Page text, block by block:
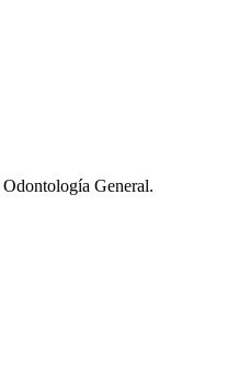
Odontología General.